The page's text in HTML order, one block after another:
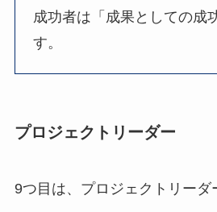
成功者は「成果としての成
す。
プロジェクトリーダー
9つ目は、プロジェクトリーダ